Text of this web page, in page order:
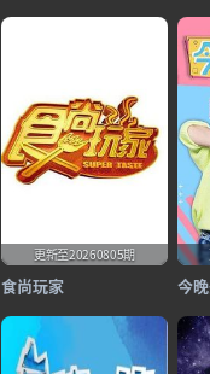
更新至20260805期
食尚玩家 今